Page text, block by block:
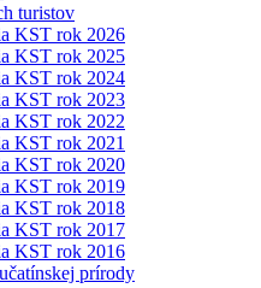
turistov
KST rok 2026
KST rok 2025
KST rok 2024
KST rok 2023
KST rok 2022
KST rok 2021
KST rok 2020
KST rok 2019
KST rok 2018
KST rok 2017
KST rok 2016
prírody